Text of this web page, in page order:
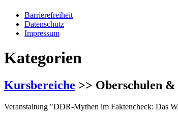
Barrierefreiheit
Datenschutz
Impressum
Kategorien
Kursbereiche >> Oberschulen &
Veranstaltung "DDR-Mythen im Faktencheck: Das